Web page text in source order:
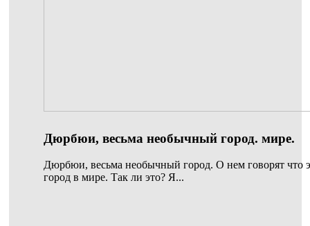
Дюрбюи, весьма необычный город. мире.
Дюрбюи, весьма необычный город. О нем говорят что
город в мире. Так ли это? Я...